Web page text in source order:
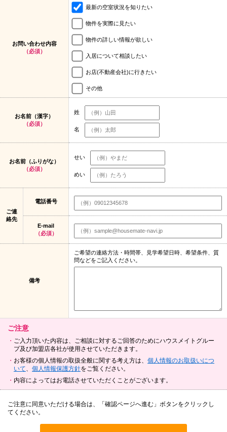
お問い合わせ内容
（必須）
最新の空室状況を知りたい
物件を実際に見たい
物件の詳しい情報が欲しい
入居について相談したい
お店(不動産会社)に行きたい
その他
お名前（漢字）
（必須）
姓
名
お名前（ふりがな）
（必須）
せい
めい
ご連
絡先
電話番号
E-mail
（必須）
備考
ご希望の連絡方法・時間帯、見学希望日時、希望条件、質
問などをご記入ください。
ご注意
ご入力頂いた内容は、ご相談に対するご回答のためにハウスメイトグルー
プ及び加盟店各社が使用させていただきます。
お客様の個人情報の取扱全般に関する考え方は、 個人情報のお取扱いにつ
いて
個人情報保護方針をご覧ください。
内容によってはお電話させていただくことがございます。
ご注意に同意いただける場合は、「確認ページへ進む」ボタンをクリックし
てください。